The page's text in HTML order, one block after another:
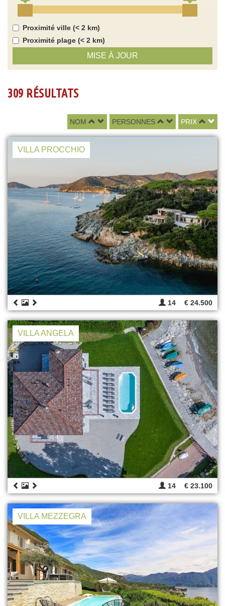
Proximité ville (< 2 km)
Proximité plage (< 2 km)
MISE À JOUR
309 RÉSULTATS
NOM PERSONNES PRIX
VILLA PROCCHIO
14 € 24.500
VILLA ANGELA
14 € 23.100
VILLA MEZZEGRA